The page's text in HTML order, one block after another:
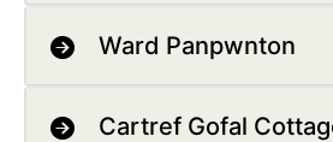
Ward Panpwnton
Cartref Gofal